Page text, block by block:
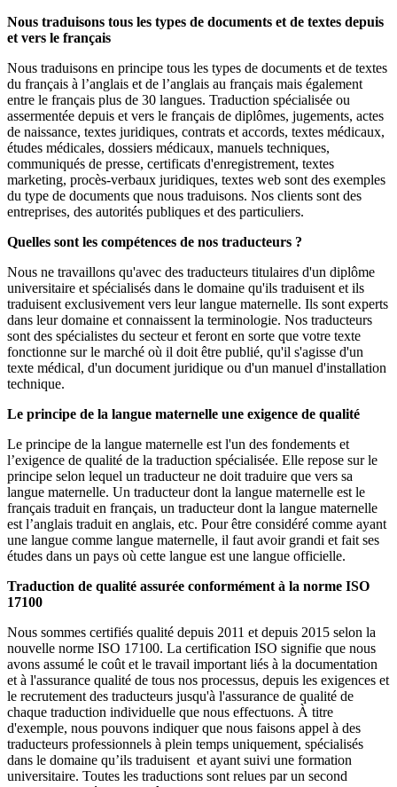
Nous traduisons tous les types de documents et de textes depuis
et vers le français
Nous traduisons en principe tous les types de documents et de textes
du français à l’anglais et de l’anglais au français mais également
entre le français plus de 30 langues. Traduction spécialisée ou
assermentée depuis et vers le français de diplômes, jugements, actes
de naissance, textes juridiques, contrats et accords, textes médicaux,
études médicales, dossiers médicaux, manuels techniques,
communiqués de presse, certificats d'enregistrement, textes
marketing, procès-verbaux juridiques, textes web sont des exemples
du type de documents que nous traduisons. Nos clients sont des
entreprises, des autorités publiques et des particuliers.
Quelles sont les compétences de nos traducteurs ?
Nous ne travaillons qu'avec des traducteurs titulaires d'un diplôme
universitaire et spécialisés dans le domaine qu'ils traduisent et ils
traduisent exclusivement vers leur langue maternelle. Ils sont experts
dans leur domaine et connaissent la terminologie. Nos traducteurs
sont des spécialistes du secteur et feront en sorte que votre texte
fonctionne sur le marché où il doit être publié, qu'il s'agisse d'un
texte médical, d'un document juridique ou d'un manuel d'installation
technique.
Le principe de la langue maternelle une exigence de qualité
Le principe de la langue maternelle est l'un des fondements et
l’exigence de qualité de la traduction spécialisée. Elle repose sur le
principe selon lequel un traducteur ne doit traduire que vers sa
langue maternelle. Un traducteur dont la langue maternelle est le
français traduit en français, un traducteur dont la langue maternelle
est l’anglais traduit en anglais, etc. Pour être considéré comme ayant
une langue comme langue maternelle, il faut avoir grandi et fait ses
études dans un pays où cette langue est une langue officielle.
Traduction de qualité assurée conformément à la norme ISO
17100
Nous sommes certifiés qualité depuis 2011 et depuis 2015 selon la
nouvelle norme ISO 17100. La certification ISO signifie que nous
avons assumé le coût et le travail important liés à la documentation
et à l'assurance qualité de tous nos processus, depuis les exigences et
le recrutement des traducteurs jusqu'à l'assurance de qualité de
chaque traduction individuelle que nous effectuons. À titre
d'exemple, nous pouvons indiquer que nous faisons appel à des
traducteurs professionnels à plein temps uniquement, spécialisés
dans le domaine qu’ils traduisent et ayant suivi une formation
universitaire. Toutes les traductions sont relues par un second